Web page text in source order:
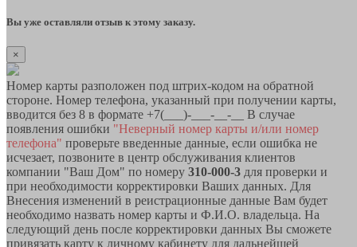
Вы уже оставляли отзыв к этому заказу.
×
Номер карты разположен под штрих-кодом на обратной
стороне. Номер телефона, указанный при получении карты,
вводится без 8 в формате +7(___)-___-__-__ В случае
появления ошибки "Неверный номер карты и/или номер
телефона" проверьте введенные данные, если ошибка не
исчезает, позвоните в центр обслуживания клиентов
компании "Ваш Дом" по номеру 310-000-3 для проверки и
при необходимости корректировки Ваших данных. Для
Внесения изменений в реистрационные данные Вам будет
необходимо назвать номер карты и Ф.И.О. владельца. На
следующий день после корректировки данных Вы сможете
привязать карту к личному кабинету для дальнейшей